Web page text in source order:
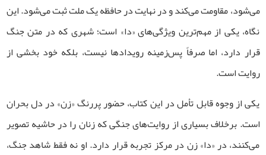
می‌شود، مقاومت می‌کند و در نهایت در حافظه یک ملت ثبت می‌شود. این
نگاه، یکی از مهم‌ترین ویژگی‌های «دا» است؛ شهری که در متن جنگ
قرار دارد، اما صرفاً پس‌زمینه رویدادها نیست، بلکه خود بخشی از
روایت است.
یکی از وجوه قابل تأمل در این کتاب، حضور پررنگ «زن» در دل بحران
است. برخلاف بسیاری از روایت‌های جنگی که زنان را در حاشیه تصویر
می‌کنند، در «دا» زن در مرکز تجربه قرار دارد. او نه فقط شاهد جنگ،